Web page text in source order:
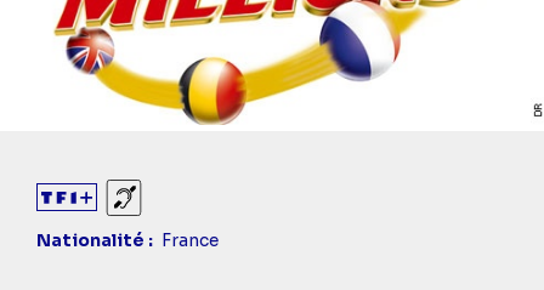
Sourds et malentendants
Nationalité
France